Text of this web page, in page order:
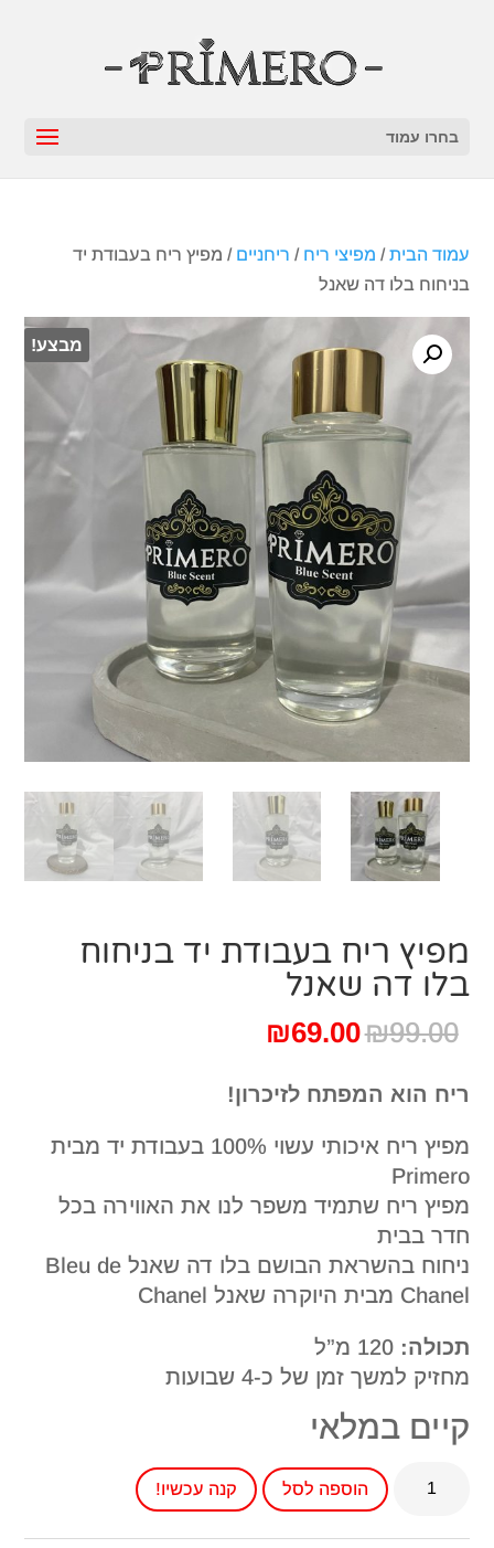
בחרו עמוד
עמוד הבית/ מפיצי ריח / ריחניים / מפיץ ריח בעבודת יד
בניחוח בלו דה שאנל
מבצע!
מפיץ ריח בעבודת יד בניחוח
בלו דה שאנל
₪99.00
המחיר
היה:
₪69.00
הוא:
ריח הוא המפתח לזיכרון!
מפיץ ריח איכותי עשוי 100% בעבודת יד מבית
Primero
מפיץ ריח שתמיד משפר לנו את האווירה בכל
חדר בבית
ניחוח בהשראת הבושם בלו דה שאנל Bleu de
Chanel מבית היוקרה שאנל Chanel
תכולה: 120 מ”ל
מחזיק למשך זמן של כ-4 שבועות
קיים במלאי
הוספה לסל קנה עכשיו!